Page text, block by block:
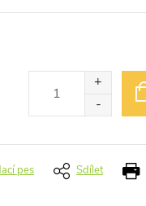
pes Sdílet